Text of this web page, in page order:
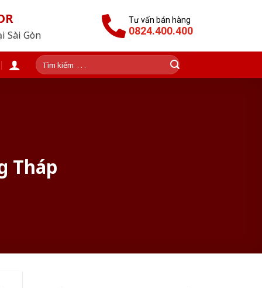
Sài Gòn
Tư vấn bán hàng
0824.400.400
Tìm
kiếm:
Tháp